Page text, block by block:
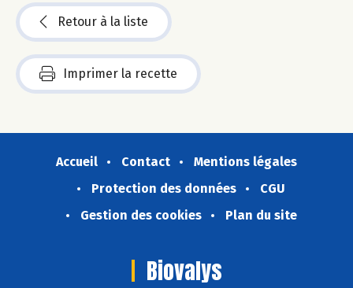
Retour à la liste
Imprimer la recette
Accueil Contact
Mentions légales
Protection des données
CGU
Gestion des cookies
Plan du site
Biovalys